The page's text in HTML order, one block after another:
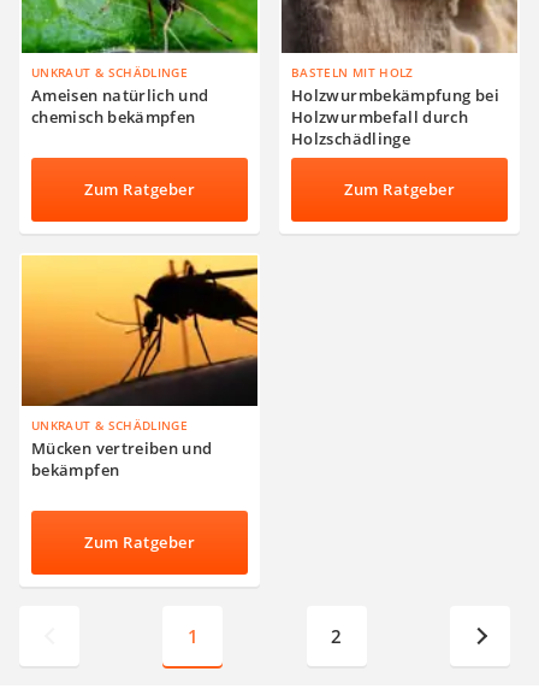
UNKRAUT & SCHÄDLINGE
Ameisen natürlich und
chemisch bekämpfen
Zum Ratgeber
BASTELN MIT HOLZ
Holzwurmbekämpfung bei
Holzwurmbefall durch
Holzschädlinge
Zum Ratgeber
UNKRAUT & SCHÄDLINGE
Mücken vertreiben und
bekämpfen
Zum Ratgeber
1 2